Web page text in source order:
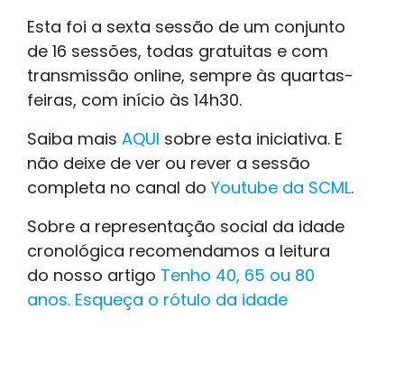
Esta foi a sexta sessão de um conjunto
de 16 sessões, todas gratuitas e com
transmissão online, sempre às quartas-
feiras, com início às 14h30.
Saiba mais AQUI sobre esta iniciativa. E
não deixe de ver ou rever a sessão
completa no canal do Youtube da SCML.
Sobre a representação social da idade
cronológica recomendamos a leitura
do nosso artigo Tenho 40, 65 ou 80
anos. Esqueça o rótulo da idade